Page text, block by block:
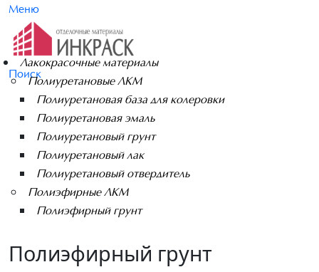
Меню
Поиск
Лакокрасочные материалы
Полиуретановые ЛКМ
Полиуретановая база для колеровки
Полиуретановая эмаль
Полиуретановый грунт
Полиуретановый лак
Полиуретановый отвердитель
Полиэфирные ЛКМ
Полиэфирный грунт
Полиэфирный грунт